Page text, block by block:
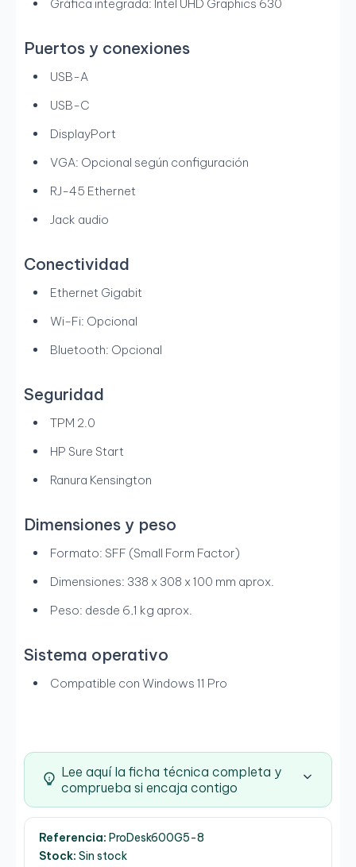
Gráfica integrada: Intel UHD Graphics 630
Puertos y conexiones
USB-A
USB-C
DisplayPort
VGA: Opcional según configuración
RJ-45 Ethernet
Jack audio
Conectividad
Ethernet Gigabit
Wi-Fi: Opcional
Bluetooth: Opcional
Seguridad
TPM 2.0
HP Sure Start
Ranura Kensington
Dimensiones y peso
Formato: SFF (Small Form Factor)
Dimensiones: 338 x 308 x 100 mm aprox.
Peso: desde 6,1 kg aprox.
Sistema operativo
Compatible con Windows 11 Pro
Lee aquí la ficha técnica completa y
comprueba si encaja contigo
Referencia: ProDesk600G5-8
Stock: Sin stock